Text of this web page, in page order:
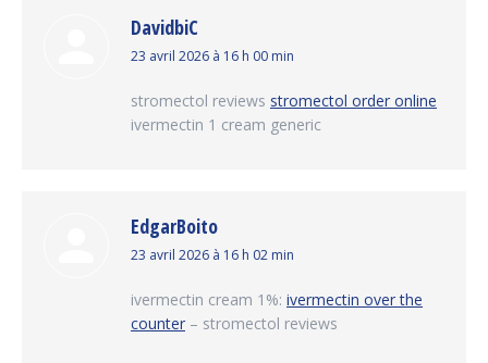
DavidbiC
dit
23 avril 2026 à 16 h 00 min
stromectol reviews stromectol order online
ivermectin 1 cream generic
EdgarBoito
dit
23 avril 2026 à 16 h 02 min
ivermectin cream 1%: ivermectin over the
counter – stromectol reviews